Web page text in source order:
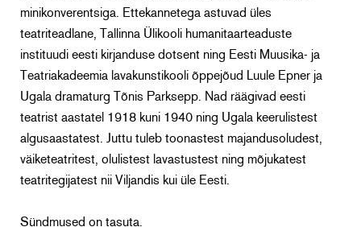
minikonverentsiga. Ettekannetega astuvad üles
teatriteadlane, Tallinna Ülikooli humanitaarteaduste
instituudi eesti kirjanduse dotsent ning Eesti Muusika- ja
Teatriakadeemia lavakunstikooli õppejõud Luule Epner ja
Ugala dramaturg Tõnis Parksepp. Nad räägivad eesti
teatrist aastatel 1918 kuni 1940 ning Ugala keerulistest
algusaastatest. Juttu tuleb toonastest majandusoludest,
väiketeatritest, olulistest lavastustest ning mõjukatest
teatritegijatest nii Viljandis kui üle Eesti.
Sündmused on tasuta.